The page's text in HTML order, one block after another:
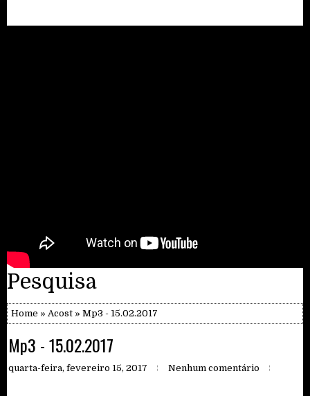
Pesquisa
Home » Acost » Mp3 - 15.02.2017
Mp3 - 15.02.2017
quarta-feira, fevereiro 15, 2017 Nenhum comentário